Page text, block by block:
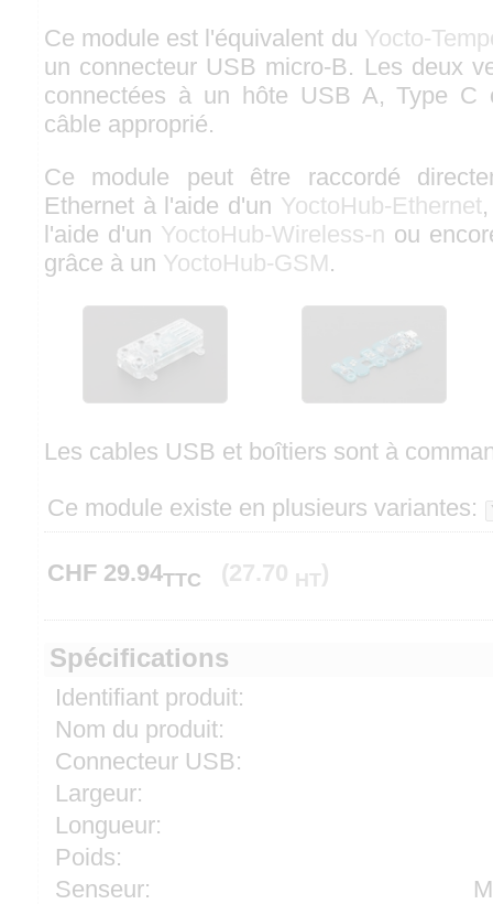
Ce module est l'équivalent du Yocto-
un connecteur USB micro-B. Les deux
connectées à un hôte USB A, Type C
câble approprié.
Ce module peut être raccordé
Ethernet à l'aide d'un YoctoHub-Ethernet
l'aide d'un YoctoHub-Wireless-n ou
grâce à un YoctoHub-GSM.
Les cables USB et boîtiers sont à
Ce module existe en plusieurs variantes:
CHF 29.94TTC (27.70 HT)
Spécifications
Identifiant produit:
Nom du produit:
Connecteur USB:
Largeur:
Longueur:
Poids:
Senseur: